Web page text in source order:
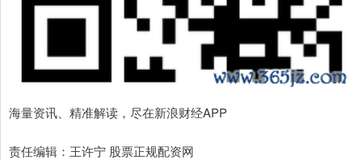
海量资讯、精准解读，尽在新浪财经APP
责任编辑：王许宁 股票正规配资网